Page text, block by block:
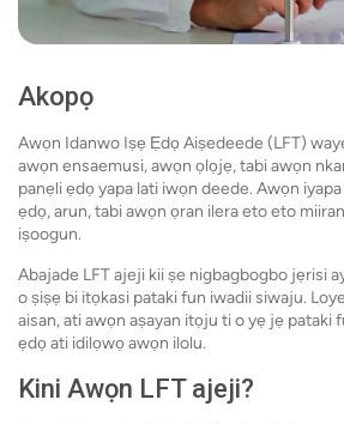
Akopọ
Awọn Idanwo Iṣẹ Ẹdọ Aiṣedeede (LFT)
awọn ensaemusi, awọn ọlọjẹ, tabi awọn
panẹli ẹdọ yapa lati iwọn deede. Awọn
ẹdọ, arun, tabi awọn ọran ilera eto eto
iṣoogun.
Abajade LFT ajeji kii ṣe nigbagbogbo jẹrisi
o ṣiṣẹ bi itọkasi pataki fun iwadii siwaju.
aisan, ati awọn aṣayan itọju ti o yẹ jẹ pataki
ẹdọ ati idilọwọ awọn ilolu.
Kini Awọn LFT ajeji?